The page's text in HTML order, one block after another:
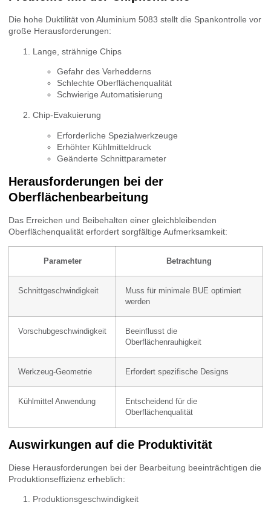
Die hohe Duktilität von Aluminium 5083 stellt die Spankontrolle vor
große Herausforderungen:
Lange, strähnige Chips
Gefahr des Verhedderns
Schlechte Oberflächenqualität
Schwierige Automatisierung
Chip-Evakuierung
Erforderliche Spezialwerkzeuge
Erhöhter Kühlmitteldruck
Geänderte Schnittparameter
Herausforderungen bei der
Oberflächenbearbeitung
Das Erreichen und Beibehalten einer gleichbleibenden
Oberflächenqualität erfordert sorgfältige Aufmerksamkeit:
Parameter Betrachtung
Schnittgeschwindigkeit
Muss für minimale BUE optimiert
werden
Vorschubgeschwindigkeit
Beeinflusst die
Oberflächenrauhigkeit
Werkzeug-Geometrie Erfordert spezifische Designs
Kühlmittel Anwendung
Entscheidend für die
Oberflächenqualität
Auswirkungen auf die Produktivität
Diese Herausforderungen bei der Bearbeitung beeinträchtigen die
Produktionseffizienz erheblich:
Produktionsgeschwindigkeit